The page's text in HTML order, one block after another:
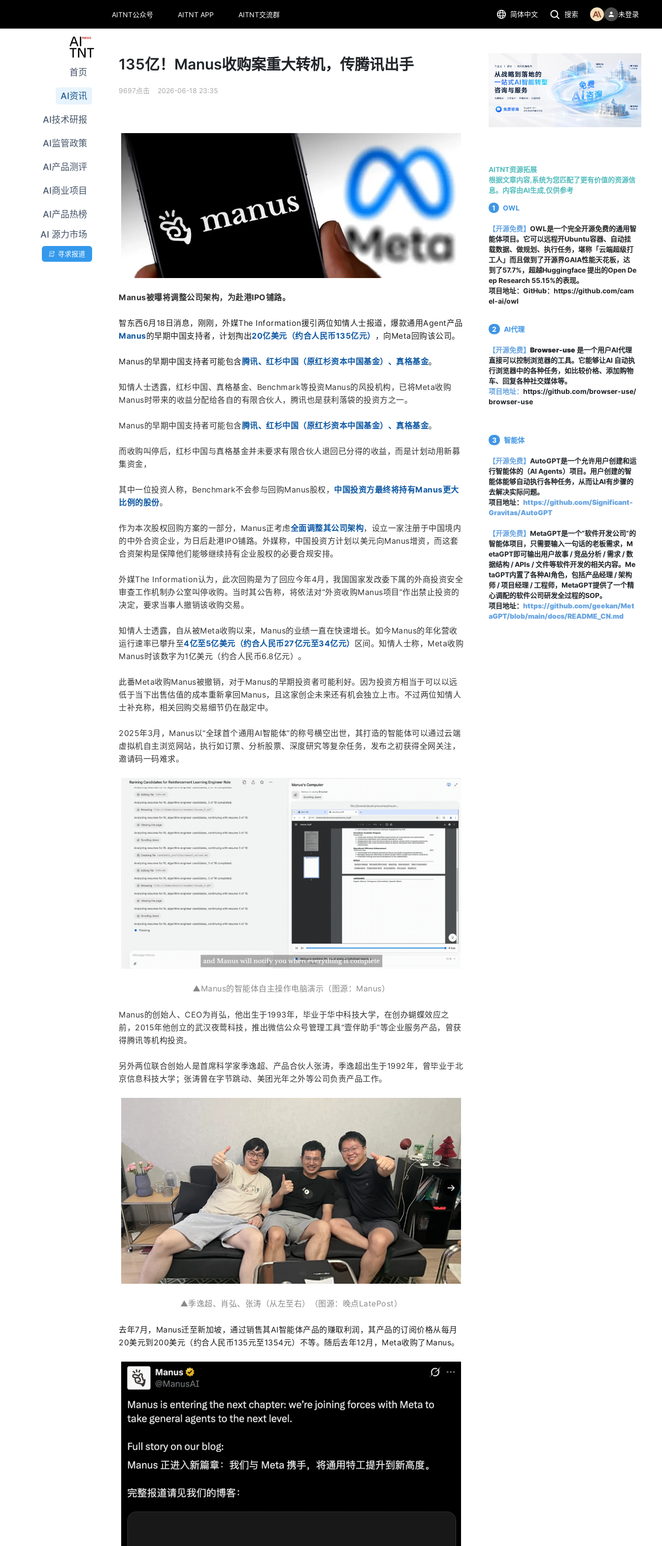
AITNT公众号 AITNT APP AITNT交流群 简体中文 搜索 未登录
首页
AI资讯
AI技术研报
AI监管政策
AI产品测评
AI商业项目
AI产品热榜
AI 源力市场
寻求报道
135亿！Manus收购案重大转机，传腾讯出手
9697点击 2026-06-18 23:35
Manus被曝将调整公司架构，为赴港IPO铺路。
智东西6月18日消息，刚刚，外媒The Information援引两位知情人士报道，爆款通用Agent产品
Manus的早期中国支持者，计划掏出20亿美元（约合人民币135亿元） ，向Meta回购该公司。
Manus的早期中国支持者可能包含腾讯、红杉中国（原红杉资本中国基金）、真格基金。
知情人士透露，红杉中国、真格基金、Benchmark等投资Manus的风投机构，已将Meta收购
Manus时带来的收益分配给各自的有限合伙人，腾讯也是获利落袋的投资方之一。
Manus的早期中国支持者可能包含腾讯、红杉中国（原红杉资本中国基金）、真格基金。
而收购叫停后，红杉中国与真格基金并未要求有限合伙人退回已分得的收益，而是计划动用新募
集资金，
其中一位投资人称，Benchmark不会参与回购Manus股权， 中国投资方最终将持有Manus更大
比例的股份。
作为本次股权回购方案的一部分，Manus正考虑全面调整其公司架构，设立一家注册于中国境内
的中外合资企业，为日后赴港IPO铺路。外媒称，中国投资方计划以美元向Manus增资，而这套
合资架构是保障他们能够继续持有企业股权的必要合规安排。
外媒The Information认为，此次回购是为了回应今年4月，我国国家发改委下属的外商投资安全
审查工作机制办公室叫停收购。当时其公告称，将依法对“外资收购Manus项目”作出禁止投资的
决定，要求当事人撤销该收购交易。
知情人士透露，自从被Meta收购以来，Manus的业绩一直在快速增长。如今Manus的年化营收
运行速率已攀升至4亿至5亿美元（约合人民币27亿元至34亿元） 区间。知情人士称，Meta收购
Manus时该数字为1亿美元（约合人民币6.8亿元）。
此番Meta收购Manus被撤销，对于Manus的早期投资者可能利好。因为投资方相当于可以以远
低于当下出售估值的成本重新拿回Manus，且这家创企未来还有机会独立上市。不过两位知情人
士补充称，相关回购交易细节仍在敲定中。
2025年3月，Manus以“全球首个通用AI智能体”的称号横空出世，其打造的智能体可以通过云端
虚拟机自主浏览网站，执行如订票、分析股票、深度研究等复杂任务，发布之初获得全网关注，
邀请码一码难求。
▲Manus的智能体自主操作电脑演示（图源：Manus）
Manus的创始人、CEO为肖弘，他出生于1993年，毕业于华中科技大学，在创办蝴蝶效应之
前，2015年他创立的武汉夜莺科技，推出微信公众号管理工具“壹伴助手”等企业服务产品，曾获
得腾讯等机构投资。
另外两位联合创始人是首席科学家季逸超、产品合伙人张涛，季逸超出生于1992年，曾毕业于北
京信息科技大学；张涛曾在字节跳动、美团光年之外等公司负责产品工作。
▲季逸超、肖弘、张涛（从左至右）（图源：晚点LatePost）
去年7月，Manus迁至新加坡，通过销售其AI智能体产品的赚取利润，其产品的订阅价格从每月
20美元到200美元（约合人民币135元至1354元）不等。随后去年12月，Meta收购了Manus。
AITNT资源拓展
根据文章内容,系统为您匹配了更有价值的资源信
息。内容由AI生成,仅供参考
1 OWL
【开源免费】 OWL是一个完全开源免费的通用智
能体项目。它可以远程开Ubuntu容器、自动挂
载数据、做规划、执行任务，堪称「云端超级打
工人」而且做到了开源界GAIA性能天花板，达
到了57.7%，超越Huggingface 提出的Open De
ep Research 55.15%的表现。
项目地址： GitHub：https://github.com/cam
el-ai/owl
2 AI代理
【开源免费】 Browser-use 是一个用户AI代理
直接可以控制浏览器的工具。它能够让AI 自动执
行浏览器中的各种任务，如比较价格、添加购物
车、回复各种社交媒体等。
项目地址： https://github.com/browser-use/
browser-use
3 智能体
【开源免费】 AutoGPT是一个允许用户创建和运
行智能体的（AI Agents）项目。用户创建的智
能体能够自动执行各种任务，从而让AI有步骤的
去解决实际问题。
项目地址： https://github.com/Significant-
Gravitas/AutoGPT
【开源免费】 MetaGPT是一个“软件开发公司”的
智能体项目，只需要输入一句话的老板需求，M
etaGPT即可输出用户故事 / 竞品分析 / 需求 / 数
据结构 / APIs / 文件等软件开发的相关内容。Me
taGPT内置了各种AI角色，包括产品经理 / 架构
师 / 项目经理 / 工程师，MetaGPT提供了一个精
心调配的软件公司研发全过程的SOP。
项目地址： https://github.com/geekan/Met
aGPT/blob/main/docs/README_CN.md